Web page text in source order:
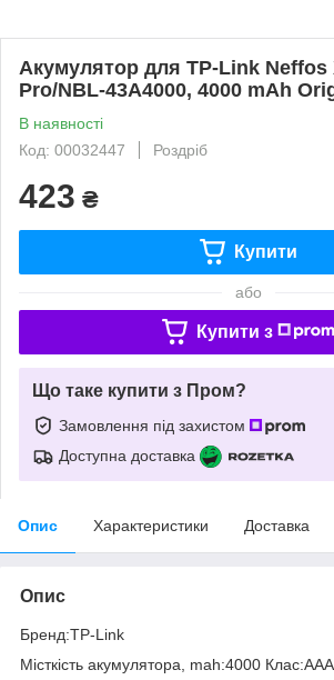
Акумулятор для TP-Link Neffos
Pro/NBL-43A4000, 4000 mAh
В наявності
Код: 00032447
Роздріб
423 ₴
Купити
або
Купити з
Що таке купити з Пром?
Замовлення під захистом
Доступна доставка
Опис Характеристики Доставка
Опис
Бренд:TP-Link
Місткість акумулятора, mah:4000